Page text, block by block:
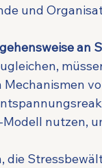
und
an
Mechanismen
Modell nutzen,
die